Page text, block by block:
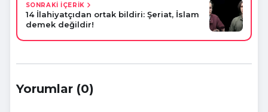
SONRAKİ İÇERİK
14 İlahiyatçıdan ortak bildiri: Şeriat, İslam
demek değildir!
Yorumlar (0)